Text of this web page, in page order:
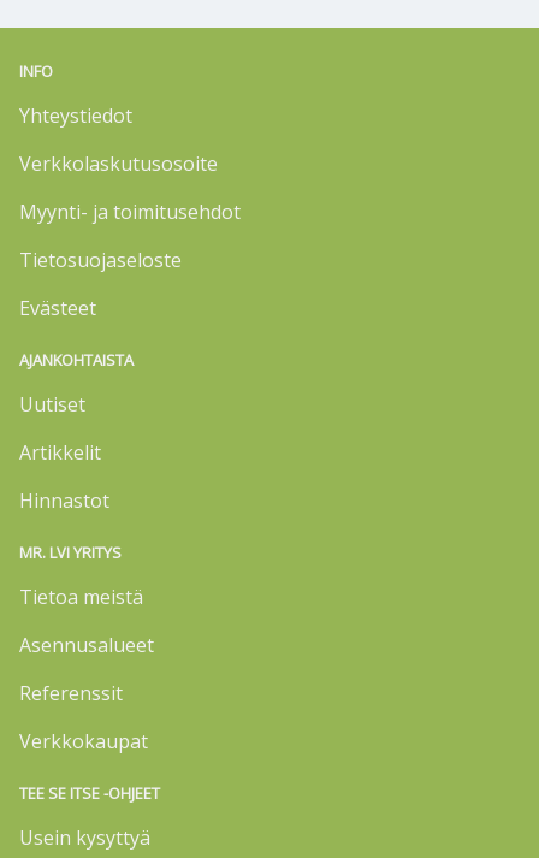
INFO
Yhteystiedot
Verkkolaskutusosoite
Myynti- ja toimitusehdot
Tietosuojaseloste
Evästeet
AJANKOHTAISTA
Uutiset
Artikkelit
Hinnastot
MR. LVI YRITYS
Tietoa meistä
Asennusalueet
Referenssit
Verkkokaupat
TEE SE ITSE -OHJEET
Usein kysyttyä